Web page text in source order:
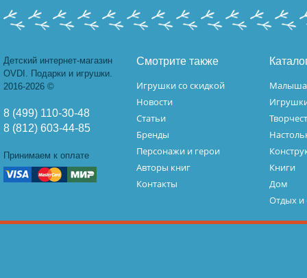
Детский интернет-магазин
OVDI. Подарки и игрушки.
2016-2026 ©
8 (499) 110-30-48
8 (812) 603-44-85
Принимаем к оплате
Смотрите также
Игрушки со скидкой
Новости
Статьи
Бренды
Персонажи и герои
Авторы книг
Контакты
Книги
Дом
Отдых и